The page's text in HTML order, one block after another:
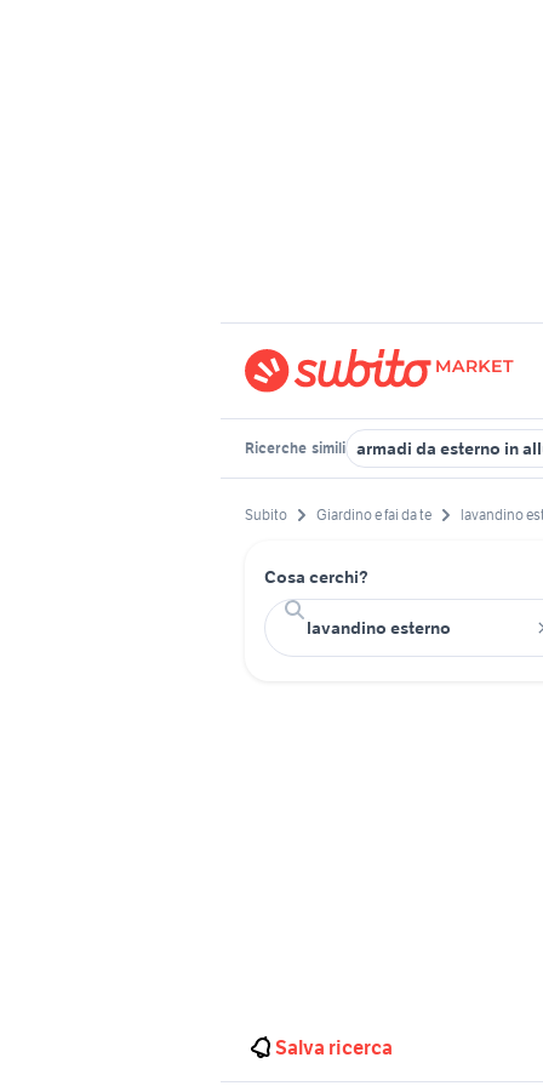
Ricerche simili armadi da esterno in
Subito Giardino e fai da te lavandino
Cosa cerchi?
Salva ricerca